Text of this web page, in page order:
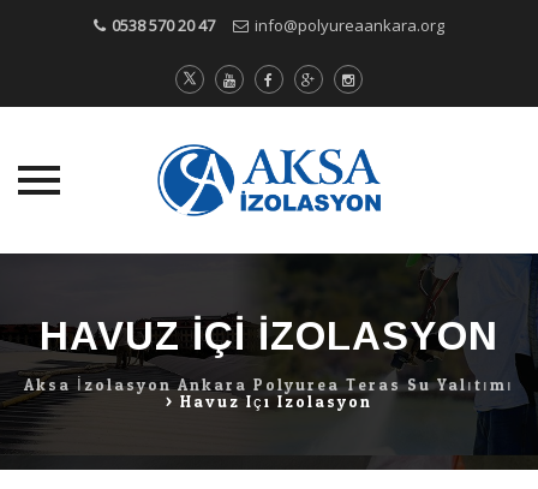
0538 570 20 47 info@polyureaankara.org
contentHAVUZ IÇI IZOLASYON
Aksa İzolasyon Ankara Polyurea Teras Su Yalıtımı
> Havuz Içi Izolasyon